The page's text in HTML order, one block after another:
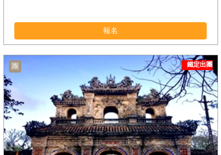
報名
團 鐵定出團